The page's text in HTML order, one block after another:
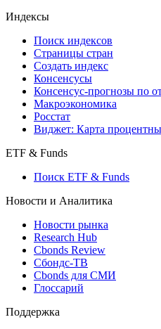
Индексы
Поиск индексов
Страницы стран
Создать индекс
Консенсусы
Консенсус-прогнозы по
Макроэкономика
Росстат
Виджет: Карта
ETF & Funds
Поиск ETF & Funds
Новости и Аналитика
Новости рынка
Research Hub
Cbonds Review
Сбондс-ТВ
Cbonds для СМИ
Глоссарий
Поддержка